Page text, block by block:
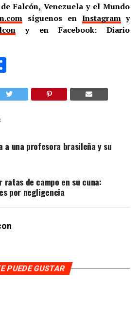
Falcón, Venezuela y el Mundo
síguenos en Instagramy
y en Facebook: Diario
Compartir
a una profesora brasileña y su
ratas de campo en su cuna:
por negligencia
PUEDE GUSTAR